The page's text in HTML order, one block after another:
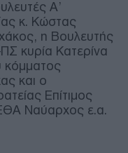
Α’
κ. Κώστας
η Βουλευτής
κυρία Κατερίνα
και ο
Επίτιμος
Ναύαρχος ε.α.